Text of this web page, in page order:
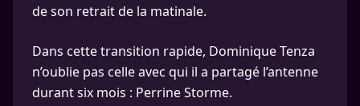
de son retrait de la matinale.
Dans cette transition rapide, Dominique Tenza
n’oublie pas celle avec qui il a partagé l’antenne
durant six mois : Perrine Storme.